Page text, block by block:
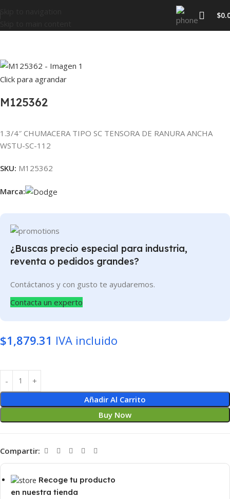
$
Click para agrandar
M125362
1.3/4″ CHUMACERA TIPO SC TENSORA DE RANURA ANCHA
WSTU-SC-112
SKU: M125362
Marca:
¿Buscas precio especial para industria,
reventa o pedidos grandes?
Contáctanos y con gusto te ayudaremos.
Contacta un experto
$1,879.31 IVA incluido
Añadir Al Carrito
Buy Now
Compartir:
Recoge tu producto
en nuestra tienda